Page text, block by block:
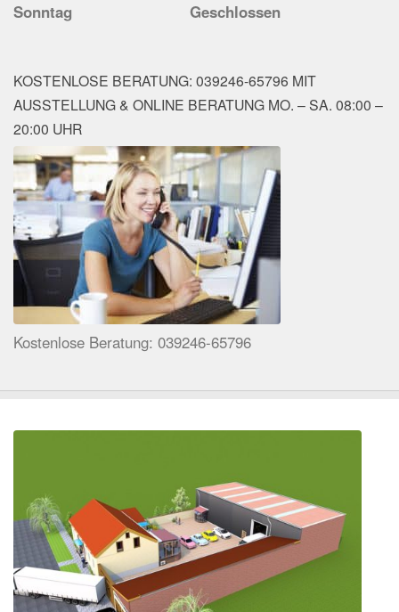
Sonntag
Geschlossen
KOSTENLOSE BERATUNG: 039246-65796 MIT
AUSSTELLUNG & ONLINE BERATUNG MO. – SA. 08:00 –
20:00 UHR
Kostenlose Beratung: 039246-65796